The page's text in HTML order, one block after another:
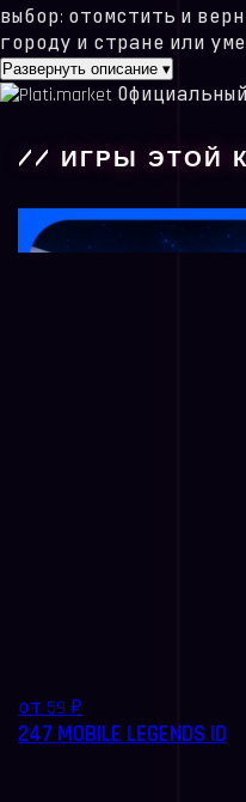
выбор: отомстить и
городу и стране или
Развернуть описание ▾
// ИГРЫ ЭТОЙ
от 59 ₽
247 MOBILE LEGENDS ID